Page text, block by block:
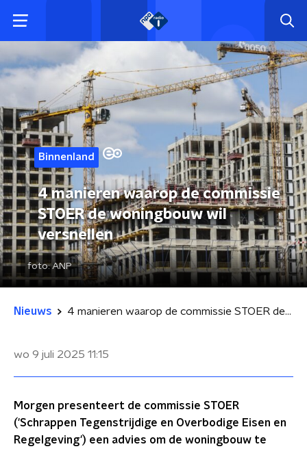
Binnenland
4 manieren waarop de commissie
STOER de woningbouw wil
versnellen
foto:ANP
Nieuws 4 manieren waarop de commissie STOER de woningbouw wil versnellen
wo 9 juli 2025 11:15
Morgen presenteert de commissie STOER
('Schrappen Tegenstrijdige en Overbodige Eisen en
Regelgeving') een advies om de woningbouw te